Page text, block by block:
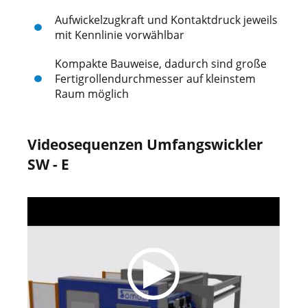
Aufwickelzugkraft und Kontaktdruck jeweils
mit Kennlinie vorwählbar
Kompakte Bauweise, dadurch sind große
Fertigrollendurchmesser auf kleinstem
Raum möglich
Videosequenzen Umfangswickler
SW - E